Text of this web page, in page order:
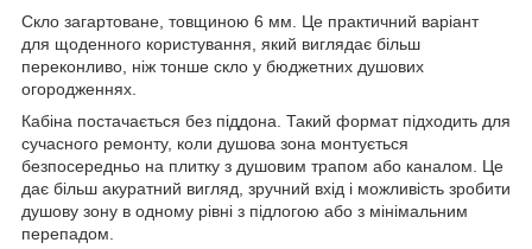
Скло загартоване, товщиною 6 мм. Це практичний варіант
для щоденного користування, який виглядає більш
переконливо, ніж тонше скло у бюджетних душових
огородженнях.
Кабіна постачається без піддона. Такий формат підходить для
сучасного ремонту, коли душова зона монтується
безпосередньо на плитку з душовим трапом або каналом. Це
дає більш акуратний вигляд, зручний вхід і можливість зробити
душову зону в одному рівні з підлогою або з мінімальним
перепадом.